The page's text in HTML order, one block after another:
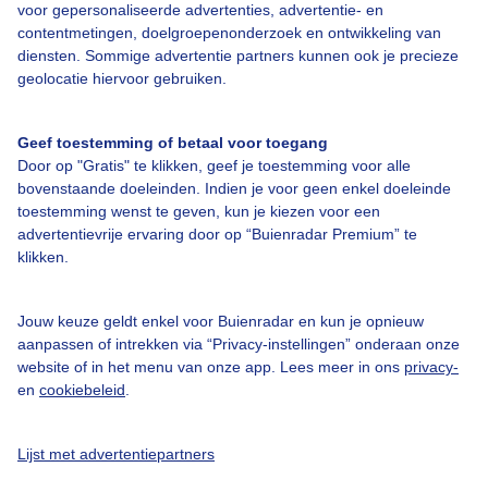
voor gepersonaliseerde advertenties, advertentie- en
contentmetingen, doelgroepenonderzoek en ontwikkeling van
diensten. Sommige advertentie partners kunnen ook je precieze
geolocatie hiervoor gebruiken.
Geef toestemming of betaal voor toegang
Door op "Gratis" te klikken, geef je toestemming voor alle
bovenstaande doeleinden. Indien je voor geen enkel doeleinde
toestemming wenst te geven, kun je kiezen voor een
advertentievrije ervaring door op “Buienradar Premium” te
klikken.
Jouw keuze geldt enkel voor Buienradar en kun je opnieuw
aanpassen of intrekken via “Privacy-instellingen” onderaan onze
website of in het menu van onze app. Lees meer in ons privacy-
en cookiebeleid
Lijst met advertentiepartners
Over Buienradar
Bedrijfsgegevens
Veelgestelde vragen
Contact
Toegankelijkheid
Adverteren
Buienradar Team